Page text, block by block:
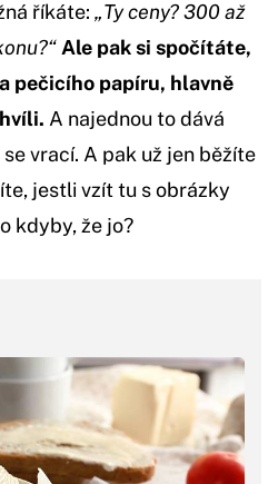
říkáte: „Ty ceny? 300 až
Ale pak si spočítáte,
pečicího papíru, hlavně
A najednou to dává
vrací. A pak už jen běžíte
jestli vzít tu s obrázky
kdyby, že jo?